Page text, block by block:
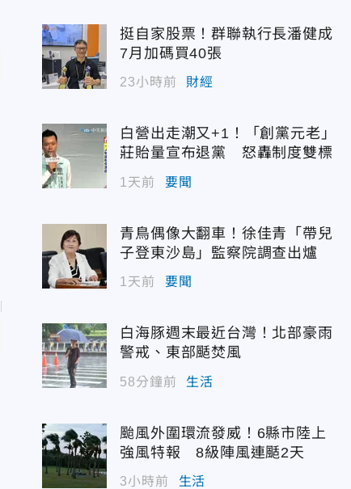
挺自家股票！群聯執行長潘健成
7月加碼買40張
23小時前 財經
白營出走潮又+1！「創黨元老」
莊貽量宣布退黨 怒轟制度雙標
1天前 要聞
青鳥偶像大翻車！徐佳青「帶兒
子登東沙島」監察院調查出爐
1天前 要聞
白海豚週末最近台灣！北部豪雨
警戒、東部颳焚風
58分鐘前 生活
颱風外圍環流發威！6縣市陸上
強風特報 8級陣風連颳2天
3小時前 生活